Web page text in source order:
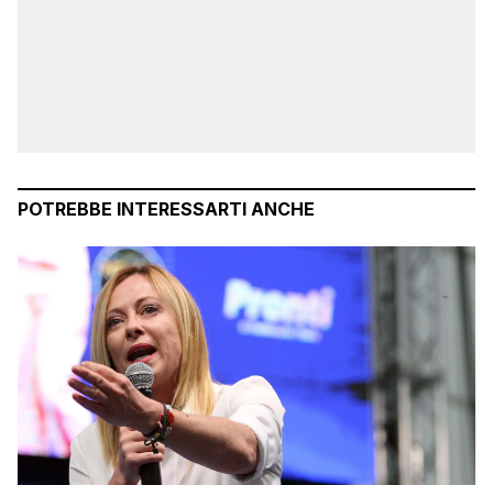
POTREBBE INTERESSARTI ANCHE